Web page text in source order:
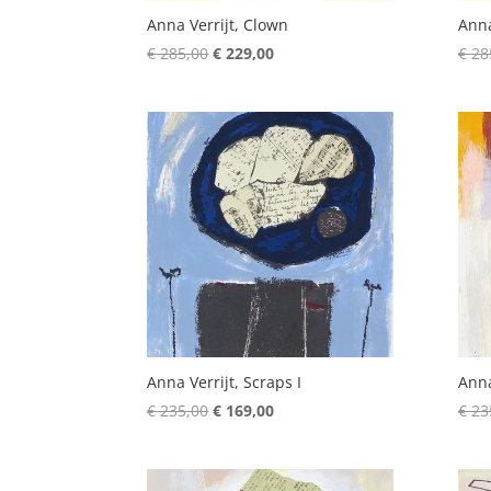
Anna Verrijt, Clown
€285,00Oorspronkelijke
€ 285,00.
€ 229,00Huidige
€ 229,00.
€
Anna Verrijt, Scraps I
€235,00Oorspronkelijke
€ 235,00.
€ 169,00Huidige
€ 169,00.
€